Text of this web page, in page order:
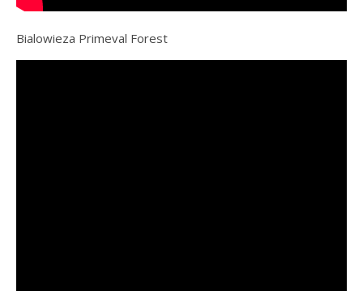
Bialowieza Primeval Forest